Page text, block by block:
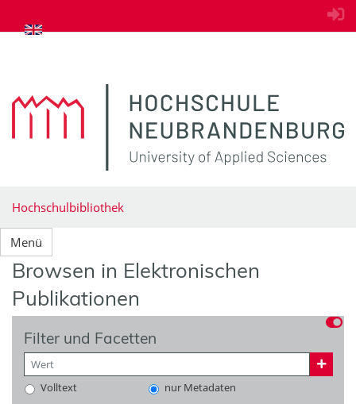
zum Inhalt springen
Hochschulbibliothek
Menü
Browsen in Elektronischen
Publikationen
Filter und Facetten
Volltext
nur Metadaten